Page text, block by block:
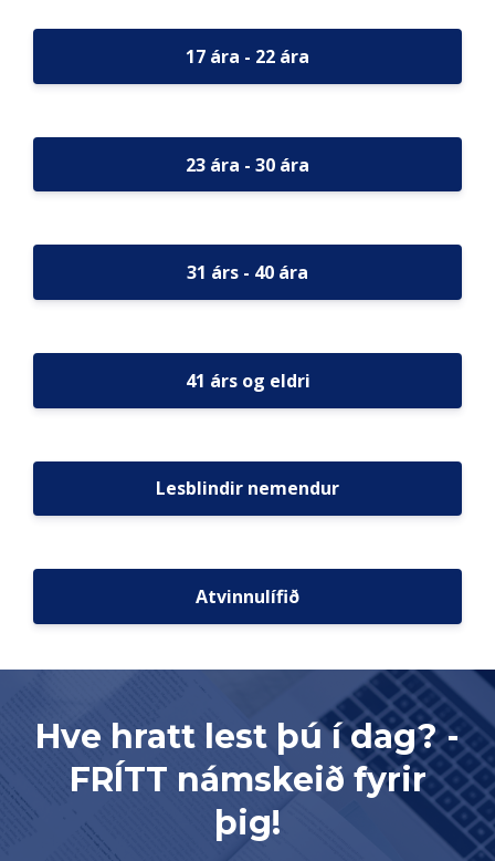
17 ára - 22 ára
23 ára - 30 ára
31 árs - 40 ára
41 árs og eldri
Lesblindir nemendur
Atvinnulífið
Hve hratt lest þú í dag? -
FRÍTT námskeið fyrir
þig!